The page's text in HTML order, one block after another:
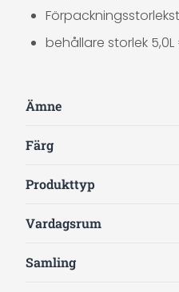
behållare storlek
Ämne
Färg
Produkttyp
Vardagsrum
Samling